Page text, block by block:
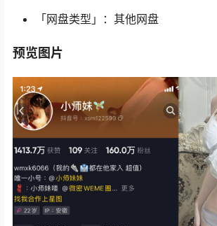
「网盘类型」：其他网盘
预览图片